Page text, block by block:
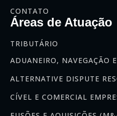
CONTATO
Áreas de Atuação
TRIBUTÁRIO
ADUANEIRO, NAVEGAÇÃO
ALTERNATIVE DISPUTE
CÍVEL E COMERCIAL